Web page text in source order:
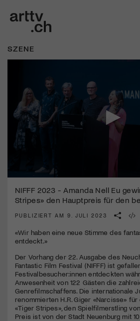
SZENE
seconds
minute,
seconds
NIFFF 2023 - Amanda Nell Eu
Stripes» den Hauptpreis für den
PUBLIZIERT AM 9. JULI 2023
«Wir haben eine neue Stimme des
entdeckt.»
Der Vorhang der 22. Ausgabe des
Fantastic Film Festival (NIFFF) ist
Festivalbesucher:innen entdeckten
Anwesenheit von 122 Gästen die
Genrefilmschaffens. Die internationale
renommierten H.R. Giger «Narcisse»
«Tiger Stripes», den Spielfilmerstling
Preis ist von der Stadt Neuenburg mit
Mach mit: «Be Part of the Art»!
Engagiere dich als Kulturliebhaber:in,
Kulturinstitution und unterstütze unsere
Mit deiner Mitgliedschaft erhältst du
Jetzt Mitglied werden